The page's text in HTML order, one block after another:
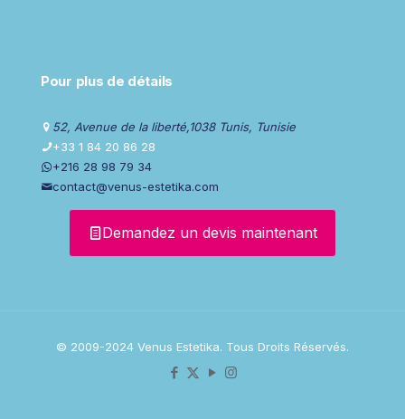
Pour plus de détails
52, Avenue de la liberté,1038 Tunis, Tunisie
+33 1 84 20 86 28
+216 28 98 79 34
contact@venus-estetika.com
Demandez un devis maintenant
© 2009-2024 Venus Estetika. Tous Droits Réservés.